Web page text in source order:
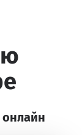
онлайн